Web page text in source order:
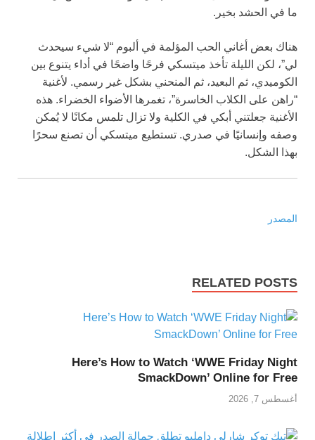
ما في الحشد بخير.
هناك بعض أغاني الحب المؤلمة في ألبوم “لا شيء سيحدث
لي”، لكن الليلة تأخذ ميتسكي فرحًا واضحًا في أداء يتنوع بين
الكوميدي، ثم البعيد، ثم المنحني بشكل غير رسمي. لأغنية
“راهن على الكلاب الخاسرة”، تغمرها الأضواء الخضراء. هذه
الأغنية جعلتني أبكي في الكلية ولا تزال تلمس مكانًا لا يُمكن
وصفه وإنسانيًا في صدري. تستطيع ميتسكي أن تصنع سحرًا
بهذا الشكل.
المصدر
RELATED POSTS
Here’s How to Watch ‘WWE Friday Night
SmackDown’ Online for Free
أغسطس 7, 2026